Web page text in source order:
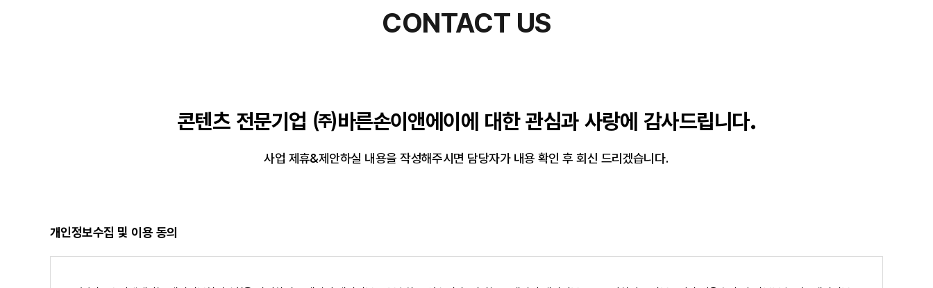
CONTACT US
콘텐츠 전문기업 ㈜바른손이앤에이에 대한 관심과 사랑에 감사드립니다.
사업 제휴&제안하실 내용을 작성해주시면 담당자가 내용 확인 후 회신 드리겠습니다.
개인정보수집 및 이용 동의